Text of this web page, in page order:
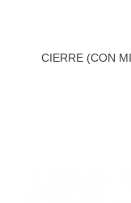
CIERRE (CON